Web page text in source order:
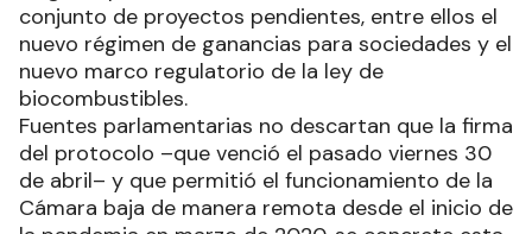
conjunto de proyectos pendientes, entre ellos el
nuevo régimen de ganancias para sociedades y el
nuevo marco regulatorio de la ley de
biocombustibles.
Fuentes parlamentarias no descartan que la firma
del protocolo –que venció el pasado viernes 30
de abril– y que permitió el funcionamiento de la
Cámara baja de manera remota desde el inicio de